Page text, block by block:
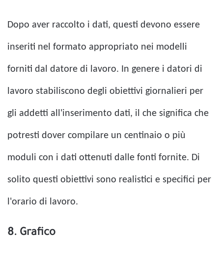
Dopo aver raccolto i dati, questi devono essere
inseriti nel formato appropriato nei modelli
forniti dal datore di lavoro. In genere i datori di
lavoro stabiliscono degli obiettivi giornalieri per
gli addetti all'inserimento dati, il che significa che
potresti dover compilare un centinaio o più
moduli con i dati ottenuti dalle fonti fornite. Di
solito questi obiettivi sono realistici e specifici per
l'orario di lavoro.
8. Grafico